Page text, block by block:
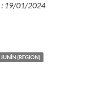
: 19/01/2024
JUNÍN (REGION)